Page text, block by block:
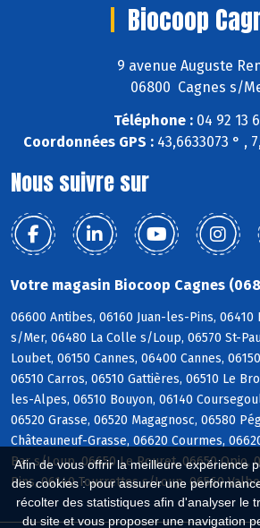
Afin de vous offrir la meilleure expérience
des cookies : pour assurer une
récolter des statistiques afin d'analyser le
du site et vous proposer une navigation
Biocoop
9 avenue Auguste
06800 Cagnes s/
Téléphone : 04 92 13
Coordonnées GPS :43,6633073 ° ,
Nous suivre sur
Votre magasin Biocoop Cagnes
06600 Antibes, 06160 Juan-les-Pins, 06410
s/Mer, 06480 La Colle s/Loup, 06570 St-
Loubet, 06150 Cannes, 06400 Cannes,
06510 Carros, 06510 Gattières, 06510 Le
les-Alpes, 06510 Bouyon, 06140
06520 Grasse, 06520 Magagnosc, 06580
Châteauneuf-Grasse, 06620 Courmes,
Bar s/Loup, 06650 Le Rouret, 06650 Opio,
Pins, 06140 Tourrettes s/Loup, 06560